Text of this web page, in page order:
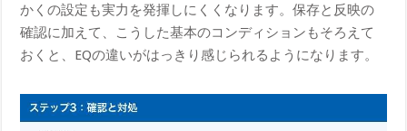
かくの設定も実力を発揮しにくくなります。保存と反映の
確認に加えて、こうした基本のコンディションもそろえて
おくと、EQの違いがはっきり感じられるようになります。